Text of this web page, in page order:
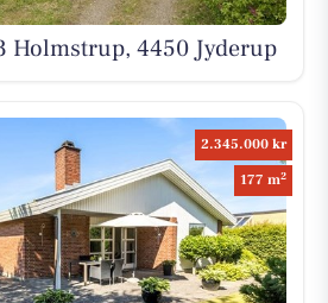
Holmstrup, 4450 Jyderup
2.345.000 kr
177 m2